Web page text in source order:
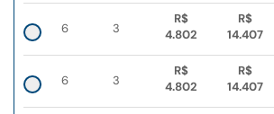
6 3
R$
4.802
R$
14.407
6 3
R$
4.802
R$
14.407